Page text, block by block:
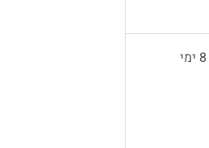
משלוח עד הבית יתבצע באמצעות שליח, לכתובת שהוזנה בהזמנה – עד 8 ימי